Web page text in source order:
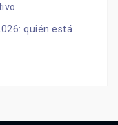
quién está